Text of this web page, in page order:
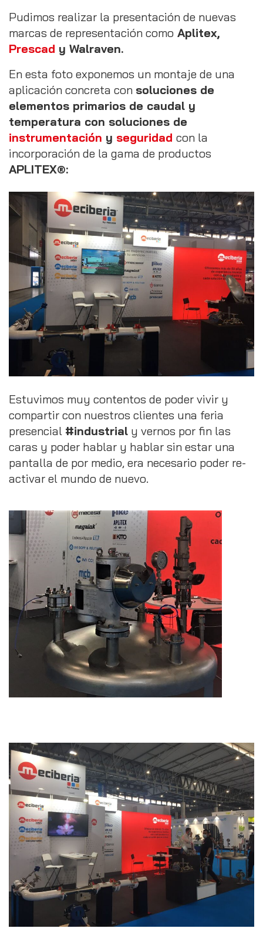
Pudimos realizar la presentación de nuevas
marcas de representación como Aplitex,
Prescad y Walraven.
En esta foto exponemos un montaje de una
aplicación concreta con soluciones de
elementos primarios de caudal y
temperatura con soluciones de
instrumentación y seguridad con la
incorporación de la gama de productos
APLITEX®:
Estuvimos muy contentos de poder vivir y
compartir con nuestros clientes una feria
presencial #industrial y vernos por fin las
caras y poder hablar y hablar sin estar una
pantalla de por medio, era necesario poder re-
activar el mundo de nuevo.